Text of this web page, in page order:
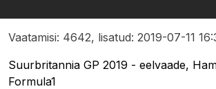
Vaatamisi: 4642, lisatud: 2019-07-11
Suurbritannia GP 2019 - eelvaade,
Formula1